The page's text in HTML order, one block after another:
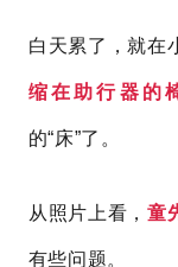
白天累了，就在
缩在助行器的
的“床”了。
从照片上看， 童
有些问题。